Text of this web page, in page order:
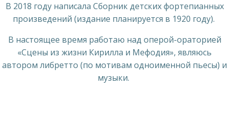
В 2018 году написала Сборник детских фортепианных
произведений (издание планируется в 1920 году).
В настоящее время работаю над оперой-ораторией
«Сцены из жизни Кирилла и Мефодия», являюсь
автором либретто (по мотивам одноименной пьесы) и
музыки.